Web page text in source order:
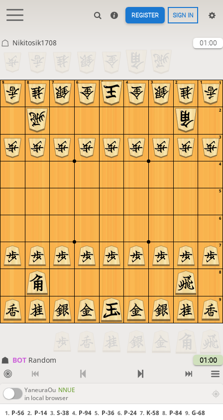
REGISTER SIGN IN
Nikitosik1708 01:00
9
8
7
6
5
4
3
2
1
9 8 7 6 5 4 3 2 1
BOT Random 01:00
YaneuraOu NNUE
in local browser
1. P-56 2. P-14 3. S-38 4. P-94 5. P-36 6. P-24 7. K-58 8. P-84 9. G-68